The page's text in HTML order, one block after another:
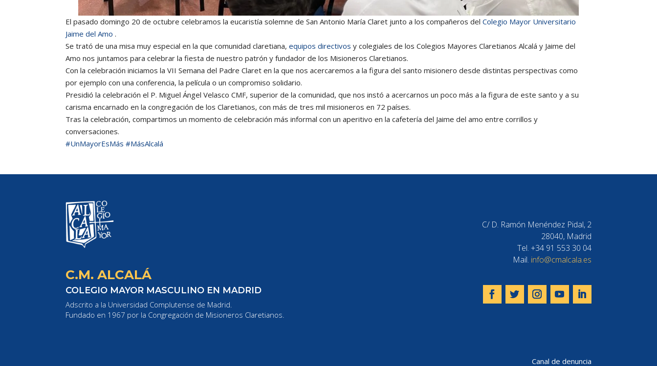
El pasado domingo 20 de octubre celebramos la eucaristía solemne de San Antonio María Claret junto a los compañeros delColegio Mayor Universitario
Jaime del Amo .
Se trató de una misa muy especial en la que comunidad claretiana,equipos directivos y colegiales de los Colegios Mayores Claretianos Alcalá y Jaime del
Amo nos juntamos para celebrar la fiesta de nuestro patrón y fundador de los Misioneros Claretianos.
Con la celebración iniciamos la VII Semana del Padre Claret en la que nos acercaremos a la figura del santo misionero desde distintas perspectivas como
por ejemplo con una conferencia, la película o un compromiso solidario.
Presidió la celebración el P. Miguel Ángel Velasco CMF, superior de la comunidad, que nos instó a acercarnos un poco más a la figura de este santo y a su
carisma encarnado en la congregación de los Claretianos, con más de tres mil misioneros en 72 países.
Tras la celebración, compartimos un momento de celebración más informal con un aperitivo en la cafetería del Jaime del amo entre corrillos y
conversaciones.
#UnMayorEsMás #MásAlcalá
C.M. ALCALÁ
COLEGIO MAYOR MASCULINO EN MADRID
Adscrito a la Universidad Complutense de Madrid.
Fundado en 1967 por la Congregación de Misioneros Claretianos.
C/ D. Ramón Menéndez Pidal, 2
28040, Madrid
Tel. +34 91 553 30 04
Mail. info@cmalcala.es
Canal de denuncia